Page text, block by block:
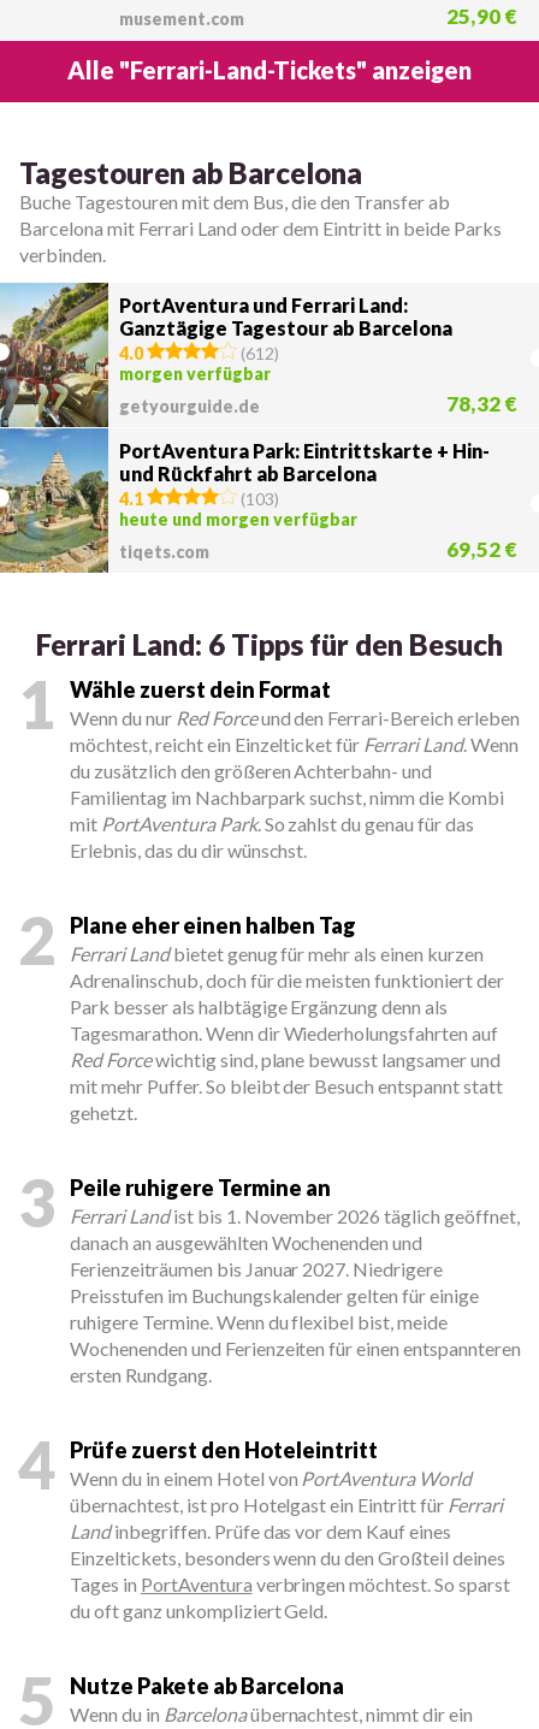
musement.com
25,90 €
Alle "Ferrari-Land-Tickets" anzeigen
Tagestouren ab Barcelona
Buche Tagestouren mit dem Bus, die den Transfer ab
Barcelona mit Ferrari Land oder dem Eintritt in beide Parks
verbinden.
PortAventura und Ferrari Land:
Ganztägige Tagestour ab Barcelona
4.0 (612)
morgen verfügbar
getyourguide.de
78,32 €
PortAventura Park: Eintrittskarte + Hin-
und Rückfahrt ab Barcelona
4.1 (103)
heute und morgen verfügbar
tiqets.com
69,52 €
Ferrari Land: 6 Tipps für den Besuch
1 Wähle zuerst dein Format
Wenn du nur Red Forceund den Ferrari-Bereich erleben
möchtest, reicht ein Einzelticket für Ferrari Land. Wenn
du zusätzlich den größeren Achterbahn- und
Familientag im Nachbarpark suchst, nimm die Kombi
mit PortAventura Park. So zahlst du genau für das
Erlebnis, das du dir wünschst.
2 Plane eher einen halben Tag
Ferrari Landbietet genug für mehr als einen kurzen
Adrenalinschub, doch für die meisten funktioniert der
Park besser als halbtägige Ergänzung denn als
Tagesmarathon. Wenn dir Wiederholungsfahrten auf
Red Forcewichtig sind, plane bewusst langsamer und
mit mehr Puffer. So bleibt der Besuch entspannt statt
gehetzt.
3 Peile ruhigere Termine an
Ferrari Landist bis 1. November 2026 täglich geöffnet,
danach an ausgewählten Wochenenden und
Ferienzeiträumen bis Januar 2027. Niedrigere
Preisstufen im Buchungskalender gelten für einige
ruhigere Termine. Wenn du flexibel bist, meide
Wochenenden und Ferienzeiten für einen entspannteren
ersten Rundgang.
4 Prüfe zuerst den Hoteleintritt
Wenn du in einem Hotel von PortAventura World
übernachtest, ist pro Hotelgast ein Eintritt für Ferrari
Landinbegriffen. Prüfe das vor dem Kauf eines
Einzeltickets, besonders wenn du den Großteil deines
Tages in PortAventura verbringen möchtest. So sparst
du oft ganz unkompliziert Geld.
5 Nutze Pakete ab Barcelona
Wenn du in Barcelonaübernachtest, nimmt dir ein